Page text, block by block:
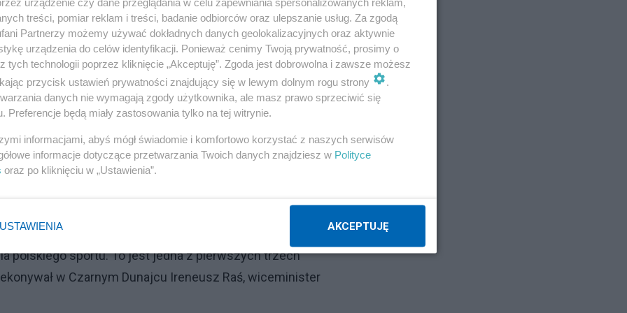
inwestycji, które się rozwijają, będą poszerzane,
z tą inwestycją. Jestem przekonany, że wspólnie uda
Czarnym Dunajcu Miłosz Motyka, podsekretarz stanu w
Nosalu może kosztować ok. 45 mln zł.
Reklama
prace trwają. Jest przychylność wszystkich
niewątpliwie inwestycja o znaczeniu strategicznym. Jeśli
tym wkładzie własnym dla TPN, to mam nadzieję, że
polskiego sportu. To jest jedna z pierwszych trzech
w Czarnym Dunajcu Ireneusz Raś, wiceminister
treści, pomiar reklam i treści, badanie odbiorców oraz ulepszanie usług. Za zgodą
Partnerzy możemy używać dokładnych danych geolokalizacyjnych oraz aktywnie
urządzenia do celów identyfikacji. Ponieważ cenimy Twoją prywatność, prosimy o
tych technologii poprzez kliknięcie „Akceptuję”. Zgoda jest dobrowolna i zawsze możesz
przycisk ustawień prywatności znajdujący się w lewym dolnym rogu strony
.
danych nie wymagają zgody użytkownika, ale masz prawo sprzeciwić się
Preferencje będą miały zastosowania tylko na tej witrynie.
informacjami, abyś mógł świadomie i komfortowo korzystać z naszych serwisów
informacje dotyczące przetwarzania Twoich danych znajdziesz w Polityce
oraz po kliknięciu w „Ustawienia”.
USTAWIENIA AKCEPTUJĘ